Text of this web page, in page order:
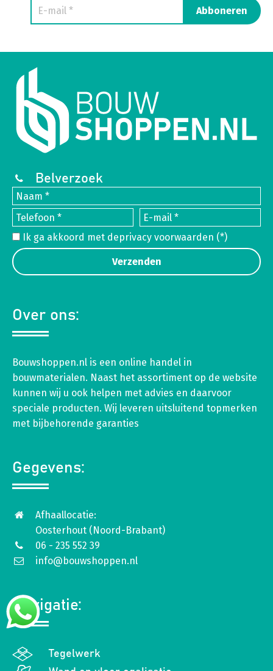
Belverzoek
Ik ga akkoord met deprivacy voorwaarden (*)
Over ons:
Bouwshoppen.nl is een online handel in
bouwmaterialen. Naast het assortiment op de website
kunnen wij u ook helpen met advies en daarvoor
speciale producten. Wij leveren uitsluitend topmerken
met bijbehorende garanties
Gegevens:
Afhaallocatie:
Oosterhout (Noord-Brabant)
06 - 235 552 39
info@bouwshoppen.nl
Navigatie:
Tegelwerk